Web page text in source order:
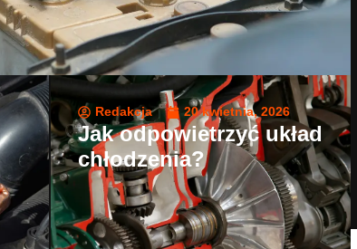
Redakcja 20 kwietnia, 2026
Jak odpowietrzyć układ
chłodzenia?